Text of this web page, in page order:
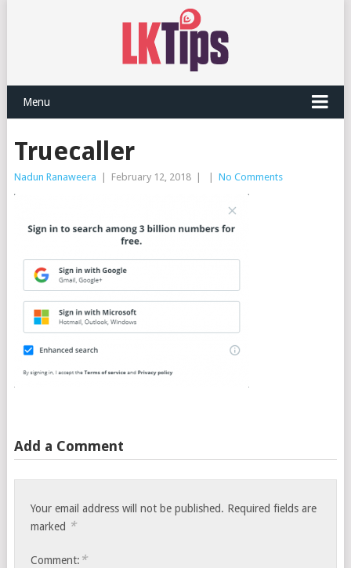
Menu
Truecaller
Nadun Ranaweera February 12, 2018 No Comments
Add a Comment
Your email address will not be published. Required fields are
marked *
Comment: *